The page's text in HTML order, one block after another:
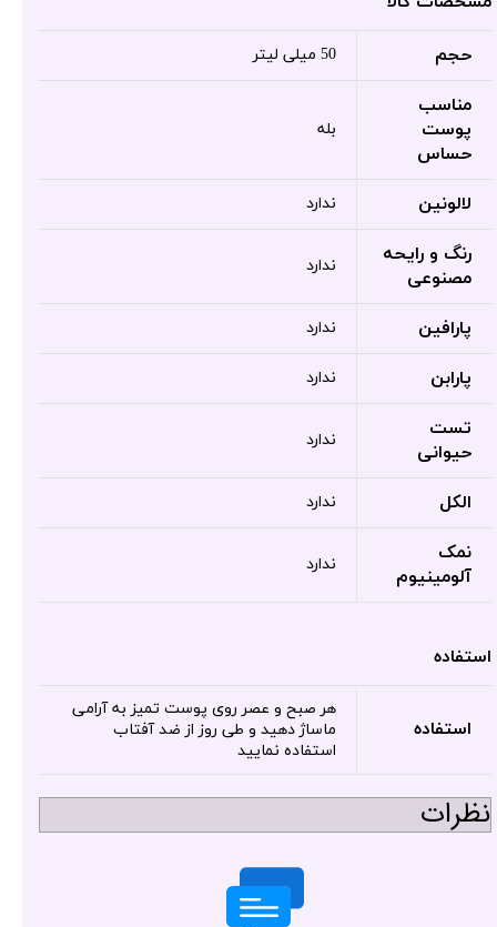
حجم 50 میلی لیتر
مناسب
پوست
حساس
بله
لالونین ندارد
رنگ و رایحه
مصنوعی
ندارد
پارافین ندارد
پارابن ندارد
تست
حیوانی
ندارد
الکل ندارد
نمک
آلومینیوم
ندارد
استفاده
استفاده
هر صبح و عصر روی پوست تمیز به آرامی
ماساژ دهید و طی روز از ضد آفتاب
استفاده نمایید
نظرات